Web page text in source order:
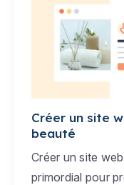
Créer un site
beauté
Créer un site
primordial pour